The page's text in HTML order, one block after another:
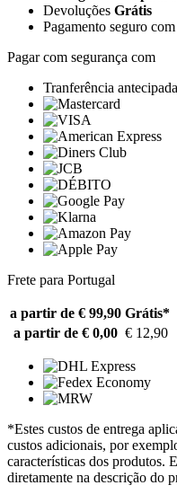
Devoluções Grátis
Pagamento seguro
Pagar com segurança com
Tranferência antecipada
Frete para Portugal
a partir de € 99,90 Grátis*
a partir de € 0,00 € 12,90
*Estes custos de entrega
custos adicionais, por
características dos produtos.
diretamente na descrição do